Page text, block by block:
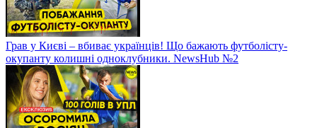
Грав у Києві – вбиває українців! Що бажають футболісту-
окупанту колишні одноклубники. NewsHub №2